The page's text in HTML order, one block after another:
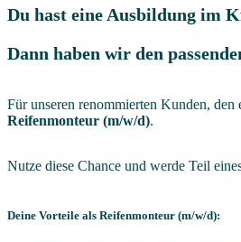
Du hast eine Ausbildung im
Dann haben wir den
Für unseren renommierten Kunden,
Reifenmonteur (m/w/d).
Nutze diese Chance und werde Teil
Deine Vorteile als Reifenmonteur (m/w/d):